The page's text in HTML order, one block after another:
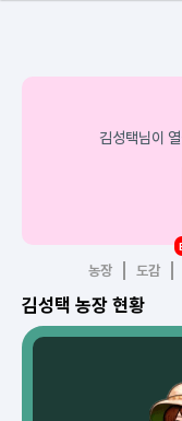
김성택님이
농장 도감
김성택 농장 현황